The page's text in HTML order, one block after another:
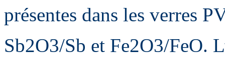
présentes dans les verres
Sb2O3/Sb et Fe2O3/FeO.